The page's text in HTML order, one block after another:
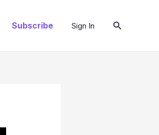
Subscribe Sign In Pesquisar